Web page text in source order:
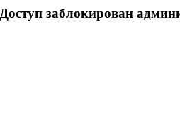
Доступ заблокирован